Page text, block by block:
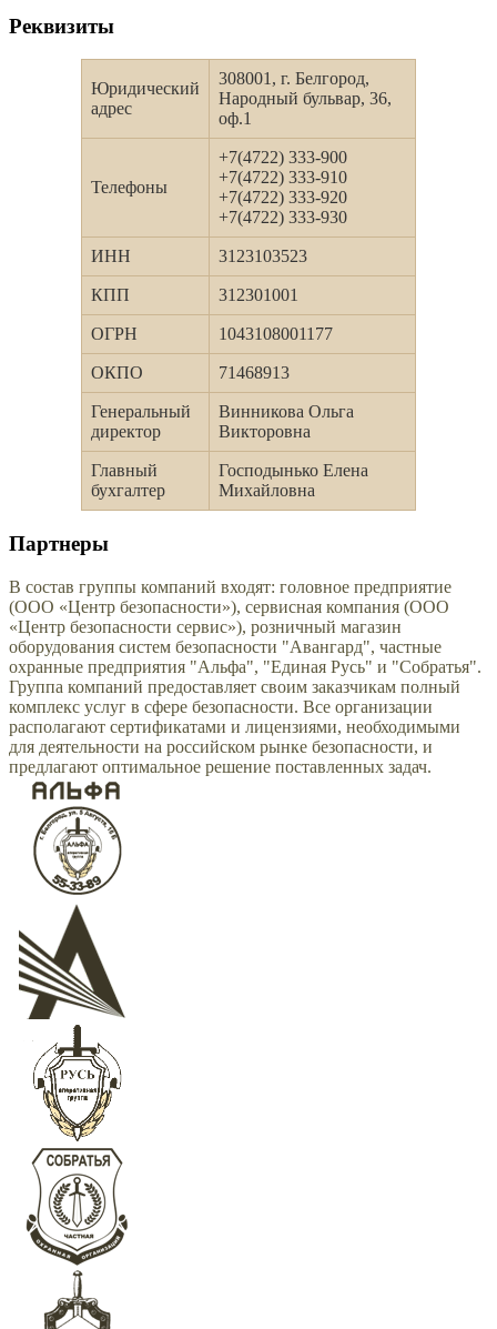
Реквизиты
Юридический
адрес
308001, г. Белгород,
Народный бульвар, 36,
оф.1
Телефоны
+7(4722) 333-900
+7(4722) 333-910
+7(4722) 333-920
+7(4722) 333-930
ИНН 3123103523
КПП 312301001
ОГРН 1043108001177
ОКПО 71468913
Генеральный
директор
Винникова Ольга
Викторовна
Главный
бухгалтер
Господынько Елена
Михайловна
Партнеры
В состав группы компаний входят: головное предприятие
(ООО «Центр безопасности»), сервисная компания (ООО
«Центр безопасности сервис»), розничный магазин
оборудования систем безопасности "Авангард", частные
охранные предприятия "Альфа", "Единая Русь" и "Собратья".
Группа компаний предоставляет своим заказчикам полный
комплекс услуг в сфере безопасности. Все организации
располагают сертификатами и лицензиями, необходимыми
для деятельности на российском рынке безопасности, и
предлагают оптимальное решение поставленных задач.